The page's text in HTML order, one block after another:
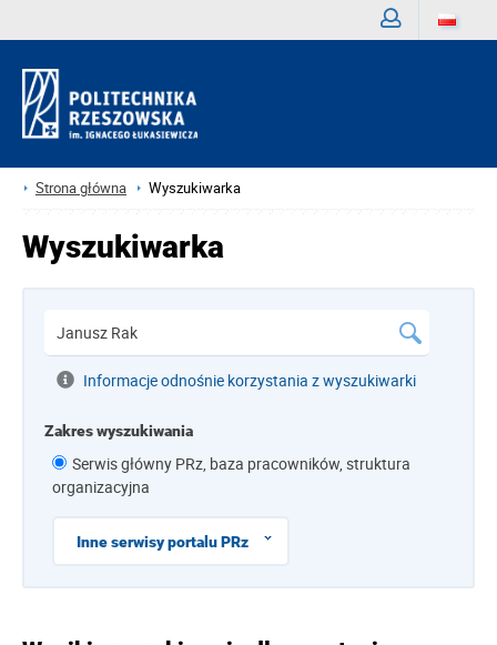
Strona główna Wyszukiwarka
Wyszukiwarka
Informacje odnośnie korzystania z wyszukiwarki
Zakres wyszukiwania
Serwis główny PRz, baza pracowników, struktura
organizacyjna
Inne serwisy portalu PRz